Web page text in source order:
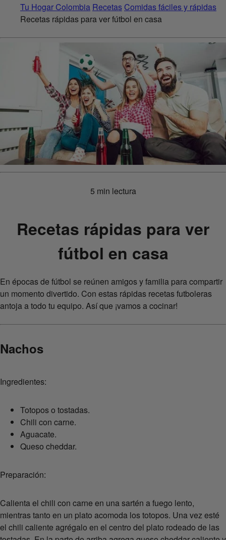
Tu Hogar Colombia Recetas Comidas fáciles y rápidas
Recetas rápidas para ver fútbol en casa
5 min lectura
Recetas rápidas para ver
fútbol en casa
En épocas de fútbol se reúnen amigos y familia para compartir
un momento divertido. Con estas rápidas recetas futboleras
antoja a todo tu equipo. Así que ¡vamos a cocinar!
Nachos
Ingredientes:
Totopos o tostadas.
Chili con carne.
Aguacate.
Queso cheddar.
Preparación:
Calienta el chili con carne en una sartén a fuego lento,
mientras tanto en un plato acomoda los totopos. Una vez esté
el chili caliente agrégalo en el centro del plato rodeado de las